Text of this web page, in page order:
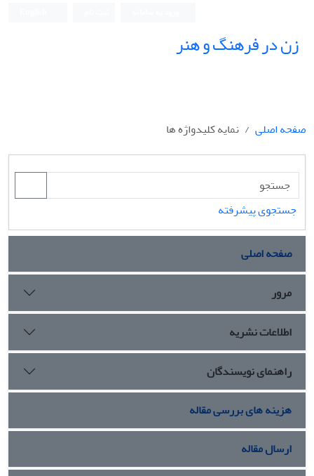
زن در فرهنگ و هنر
صفحه اصلی نمایه کلیدواژه ها
جستجوی پیشرفته
صفحه اصلی
مرور
اطلاعات نشریه
راهنمای نویسندگان
هزینه های بررسی مقاله
ارسال مقاله